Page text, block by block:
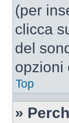
(per
clicca
del
opzioni
Top
»